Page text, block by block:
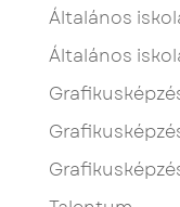
Általános
Általános